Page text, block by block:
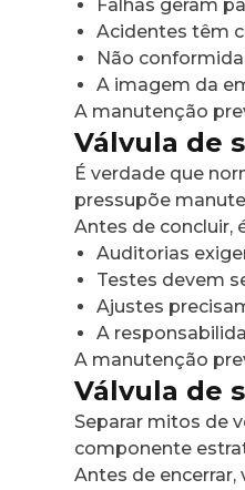
Falhas geram
Acidentes têm
Não
A imagem da
A manutenção
Válvula de
É verdade que
pressupõe
Antes de concluir,
Auditorias
Testes devem
Ajustes
A
A manutenção
Válvula de
Separar mitos de
componente
Antes de encerrar,